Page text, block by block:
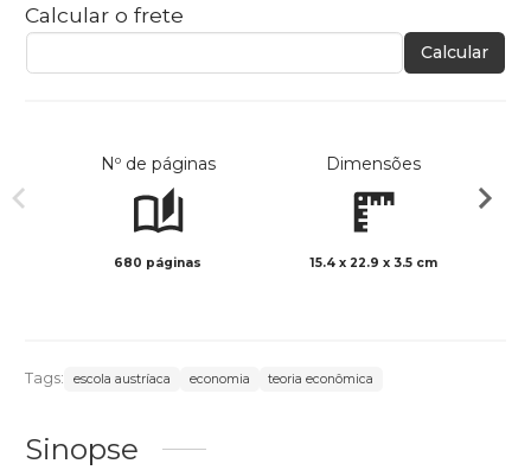
Calcular o frete
Calcular
Nº de páginas
680 páginas
Dimensões
15.4 x 22.9 x 3.5 cm
Tags: escola austríaca economia teoria econômica
Sinopse